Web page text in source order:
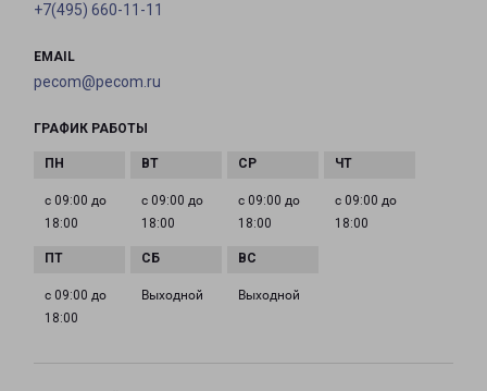
+7(495) 660-11-11
EMAIL
pecom@pecom.ru
ГРАФИК РАБОТЫ
с 09:00 до
18:00
с 09:00 до
18:00
с 09:00 до
18:00
с 09:00 до
18:00
с 09:00 до
18:00
Выходной Выходной